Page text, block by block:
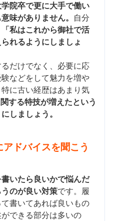
院卒で更に大手で働い
味がありません。
自分
「私はこれから御社で活
れるようにしましょ
だけでなく、必要に応
などをして魅力を増や
に古い経歴はあまり気
する特技が増えたという
しましょう。
ドバイスを聞こう
いたら良いかで悩んだ
のが良い対策です。履
書いてあれば良いもの
できる部分は多いの